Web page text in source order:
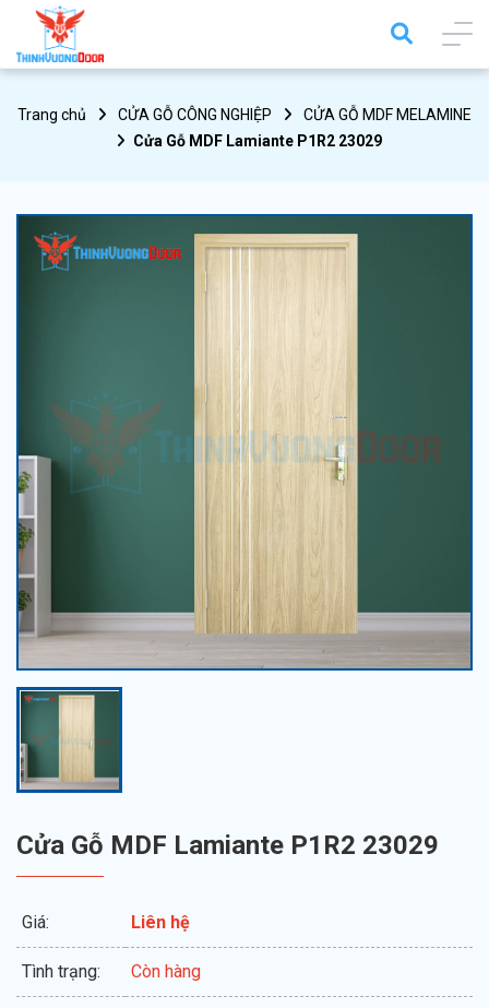
Trang chủ CỬA GỖ CÔNG NGHIỆP
CỬA GỖ MDF MELAMINE
Cửa Gỗ MDF Lamiante P1R2 23029
Cửa Gỗ MDF Lamiante P1R2 23029
Giá: Liên hệ
Tình trạng: Còn hàng